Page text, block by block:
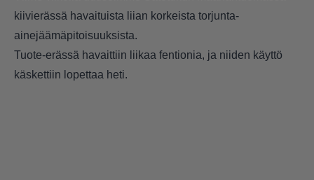
kiivierässä havaituista liian korkeista torjunta-
ainejäämäpitoisuuksista.
Tuote-erässä havaittiin liikaa fentionia, ja niiden käyttö
käskettiin lopettaa heti.